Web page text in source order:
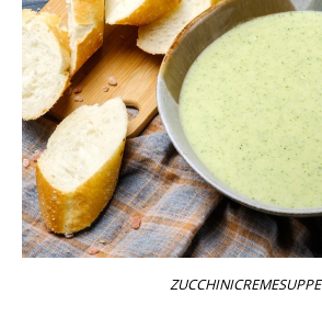
ZUCCHINICREMESUPPE